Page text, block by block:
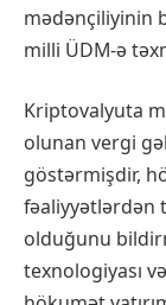
mədənçiliyinin
milli ÜDM-ə
Kriptovalyuta
olunan vergi
göstərmişdir,
fəaliyyətlərdən
olduğunu
texnologiyası